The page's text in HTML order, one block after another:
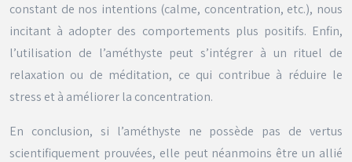
constant de nos intentions (calme, concentration, etc.), nous
incitant à adopter des comportements plus positifs. Enfin,
l’utilisation de l’améthyste peut s’intégrer à un rituel de
relaxation ou de méditation, ce qui contribue à réduire le
stress et à améliorer la concentration.
En conclusion, si l’améthyste ne possède pas de vertus
scientifiquement prouvées, elle peut néanmoins être un allié